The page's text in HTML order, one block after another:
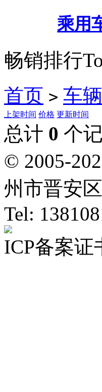
乘用
畅销排行
首页 > 车辆
上架时间 价格 更新时间
总计 0 个
© 2005-
州市晋安
Tel:
ICP备案证